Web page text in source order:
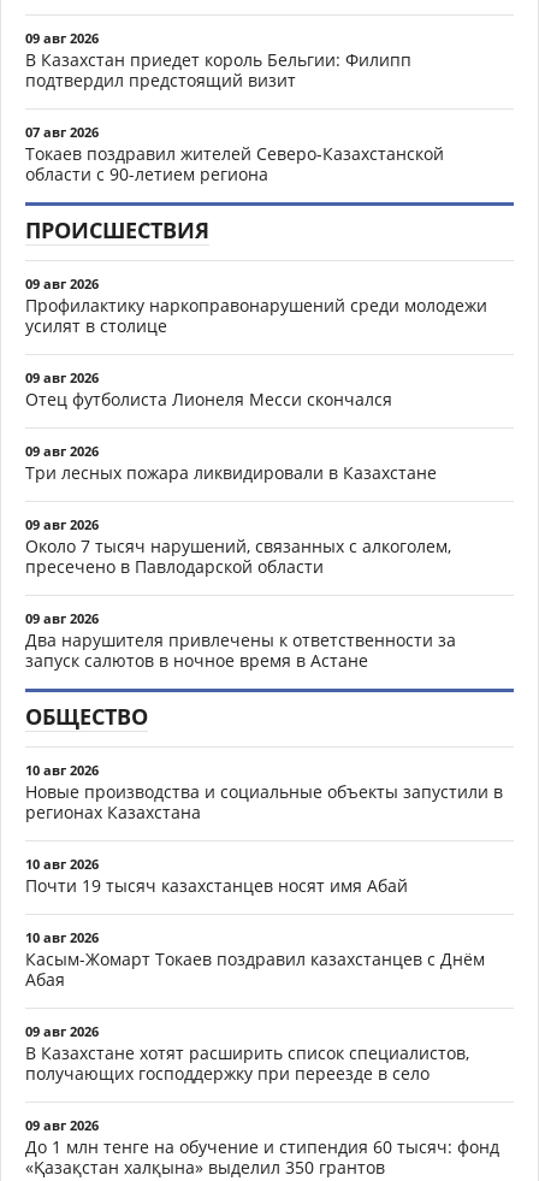
09 авг 2026
В Казахстан приедет король Бельгии: Филипп
подтвердил предстоящий визит
07 авг 2026
Токаев поздравил жителей Северо-Казахстанской
области с 90-летием региона
ПРОИСШЕСТВИЯ
09 авг 2026
Профилактику наркоправонарушений среди молодежи
усилят в столице
09 авг 2026
Отец футболиста Лионеля Месси скончался
09 авг 2026
Три лесных пожара ликвидировали в Казахстане
09 авг 2026
Около 7 тысяч нарушений, связанных с алкоголем,
пресечено в Павлодарской области
09 авг 2026
Два нарушителя привлечены к ответственности за
запуск салютов в ночное время в Астане
ОБЩЕСТВО
10 авг 2026
Новые производства и социальные объекты запустили в
регионах Казахстана
10 авг 2026
Почти 19 тысяч казахстанцев носят имя Абай
10 авг 2026
Касым-Жомарт Токаев поздравил казахстанцев с Днём
Абая
09 авг 2026
В Казахстане хотят расширить список специалистов,
получающих господдержку при переезде в село
09 авг 2026
До 1 млн тенге на обучение и стипендия 60 тысяч: фонд
«Қазақстан халқына» выделил 350 грантов